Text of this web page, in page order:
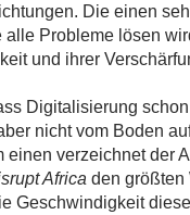
Die einen
alle Probleme lösen
und ihrer
Digitalisierung
nicht vom Boden
einen verzeichnet der
Africa den größten
Geschwindigkeit